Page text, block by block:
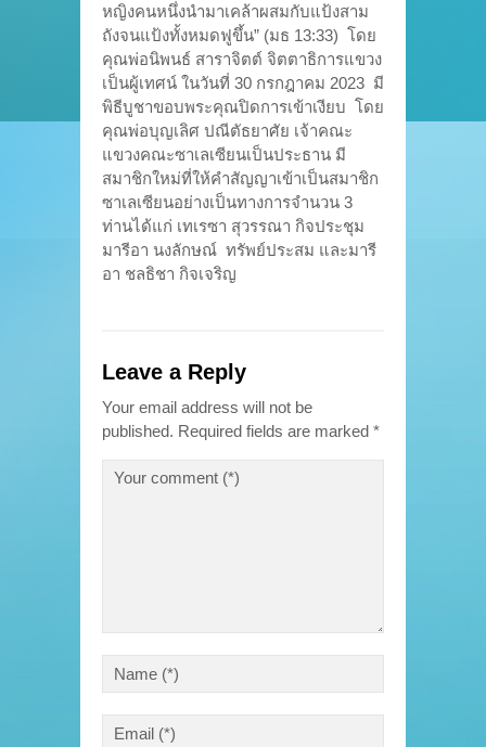
หญิงคนหนึ่งนำมาเคล้าผสมกับแป้งสาม
ถังจนแป้งทั้งหมดฟูขึ้น” (มธ 13:33) โดย
คุณพ่อนิพนธ์ สาราจิตต์ จิตตาธิการแขวง
เป็นผู้เทศน์ ในวันที่ 30 กรกฎาคม 2023 มี
พิธีบูชาขอบพระคุณปิดการเข้าเงียบ โดย
คุณพ่อบุญเลิศ ปณีตัธยาศัย เจ้าคณะ
แขวงคณะซาเลเซียนเป็นประธาน มี
สมาชิกใหม่ที่ให้คำสัญญาเข้าเป็นสมาชิก
ซาเลเซียนอย่างเป็นทางการจำนวน 3
ท่านได้แก่ เทเรซา สุวรรณา กิจประชุม
มารีอา นงลักษณ์ ทรัพย์ประสม และมารี
อา ชลธิชา กิจเจริญ
Leave a Reply
Your email address will not be
published. Required fields are marked *